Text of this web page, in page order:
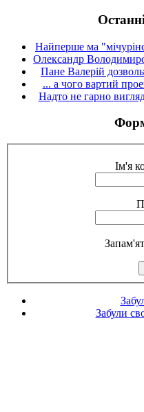
Найперше ма
Олександр
Пане Валерій
... а чого вартий
Надто не гарно
Ім'я
Забули